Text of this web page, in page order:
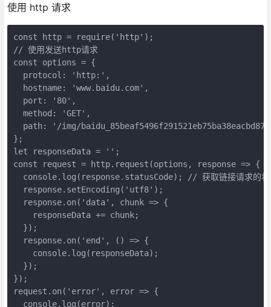
使用 http 请求
const http = require('http');
// 使用发送http请求
const options = {
  protocol: 'http:',
  hostname: 'www.baidu.com',
  port: '80',
  method: 'GET',
path: '/img/
};
let responseData = '';
const request = http.request(options, response => {
console.log(response.statusCode); // 获取链接请求的状
  response.setEncoding('utf8');
  response.on('data', chunk => {
    responseData += chunk;
  });
  response.on('end', () => {
    console.log(responseData);
  });
});
request.on('error', error => {
  console.log(error);